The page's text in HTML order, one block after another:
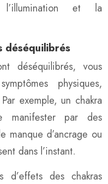
l’illumination et la
déséquilibrés
déséquilibrés, vous
physiques,
exemple, un chakra
manifester par des
manque d’ancrage ou
dans l’instant.
d’effets des chakras